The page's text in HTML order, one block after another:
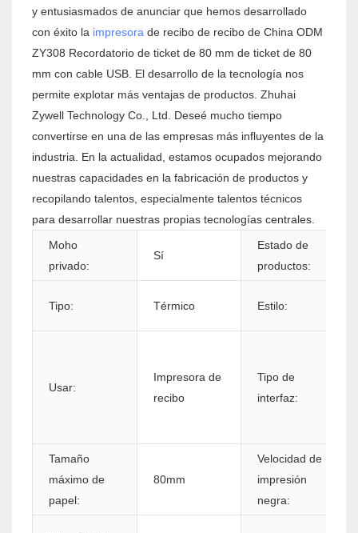
y entusiasmados de anunciar que hemos desarrollado
con éxito la impresora de recibo de recibo de China ODM
ZY308 Recordatorio de ticket de 80 mm de ticket de 80
mm con cable USB. El desarrollo de la tecnología nos
permite explotar más ventajas de productos. Zhuhai
Zywell Technology Co., Ltd. Deseé mucho tiempo
convertirse en una de las empresas más influyentes de la
industria. En la actualidad, estamos ocupados mejorando
nuestras capacidades en la fabricación de productos y
recopilando talentos, especialmente talentos técnicos
para desarrollar nuestras propias tecnologías centrales.
Moho
privado:
Sí
Estado de
productos:
Tipo: Térmico Estilo:
Usar:
Impresora de
recibo
Tipo de
interfaz:
Tamaño
máximo de
papel:
80mm
Velocidad de
impresión
negra: